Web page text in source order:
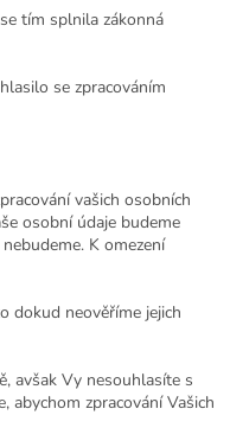
tím splnila zákonná
se zpracováním
vašich osobních
osobní údaje budeme
K omezení
dokud neověříme jejich
avšak Vy nesouhlasíte s
abychom zpracování Vašich